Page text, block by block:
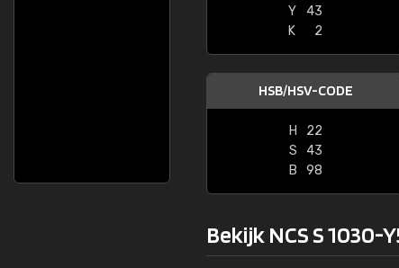
Y
43
K
2
HSB/HSV-CODE
H
22
S
43
B
98
Bekijk NCS S 1030-